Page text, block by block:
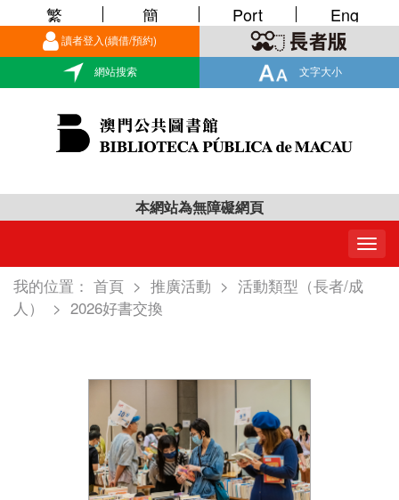
讀者登入(續借/預約)
網站搜索 文字大小
繁 簡 Port Eng
本網站為無障礙網頁
我的位置： 首頁 > 推廣活動 > 活動類型（長者/成
人）
> 2026好書交換